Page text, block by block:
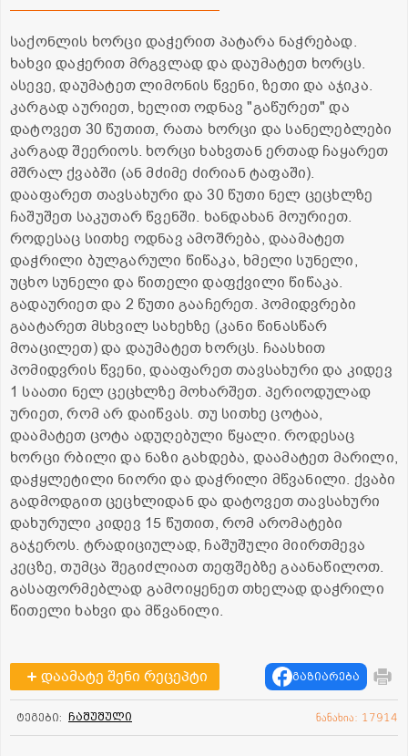
საქონლის ხორცი დაჭერით პატარა ნაჭრებად.
ხახვი დაჭერით მრგვლად და დაუმატეთ ხორცს.
ასევე, დაუმატეთ ლიმონის წვენი, ზეთი და აჯიკა.
კარგად აურიეთ, ხელით ოდნავ "გაწურეთ" და
დატოვეთ 30 წუთით, რათა ხორცი და სანელებლები
კარგად შეერიოს. ხორცი ხახვთან ერთად ჩაყარეთ
მშრალ ქვაბში (ან მძიმე ძირიან ტაფაში).
დააფარეთ თავსახური და 30 წუთი ნელ ცეცხლზე
ჩაშუშეთ საკუთარ წვენში. ხანდახან მოურიეთ.
როდესაც სითხე ოდნავ ამოშრება, დაამატეთ
დაჭრილი ბულგარული წიწაკა, ხმელი სუნელი,
უცხო სუნელი და წითელი დაფქვილი წიწაკა.
გადაურიეთ და 2 წუთი გააჩერეთ. პომიდვრები
გაატარეთ მსხვილ სახეხზე (კანი წინასწარ
მოაცილეთ) და დაუმატეთ ხორცს. ჩაასხით
პომიდვრის წვენი, დააფარეთ თავსახური და კიდევ
1 საათი ნელ ცეცხლზე მოხარშეთ. პერიოდულად
ურიეთ, რომ არ დაიწვას. თუ სითხე ცოტაა,
დაამატეთ ცოტა ადუღებული წყალი. როდესაც
ხორცი რბილი და ნაზი გახდება, დაამატეთ მარილი,
დაჭყლეტილი ნიორი და დაჭრილი მწვანილი. ქვაბი
გადმოდგით ცეცხლიდან და დატოვეთ თავსახური
დახურული კიდევ 15 წუთით, რომ არომატები
გაჯეროს. ტრადიციულად, ჩაშუშული მიირთმევა
კეცზე, თუმცა შეგიძლიათ თეფშებზე გაანაწილოთ.
გასაფორმებლად გამოიყენეთ თხელად დაჭრილი
წითელი ხახვი და მწვანილი.
დაამატე შენი რეცეპტი გაზიარება
ტეგები: ჩაშუშული ნანახია: 17914